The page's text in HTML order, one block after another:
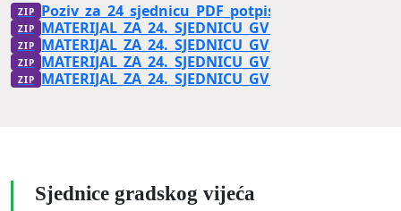
Poziv_za_24_sjednicu_PDF_potpisan
MATERIJAL_ZA_24._SJEDNICU_GV_ZENICA_-
MATERIJAL_ZA_24._SJEDNICU_GV_ZENICA_-_DIO_IV
MATERIJAL_ZA_24._SJEDNICU_GV_ZENICA_-_DIO_I
Sjednice gradskog vijeća